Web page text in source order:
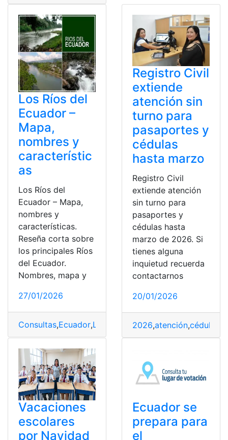
Los Ríos del
Ecuador –
Mapa,
nombres y
característic
as
Los Ríos del
Ecuador – Mapa,
nombres y
características.
Reseña corta sobre
los principales Ríos
del Ecuador.
Nombres, mapa y
27/01/2026
Consultas,Ecuador,Los Ríos
Registro Civil
extiende
atención sin
turno para
pasaportes y
cédulas
hasta marzo
Registro Civil
extiende atención
sin turno para
pasaportes y
cédulas hasta
marzo de 2026. Si
tienes alguna
inquietud recuerda
contactarnos
20/01/2026
2026,atención,cédulas
Vacaciones
escolares
por Navidad
Ecuador se
prepara para
el